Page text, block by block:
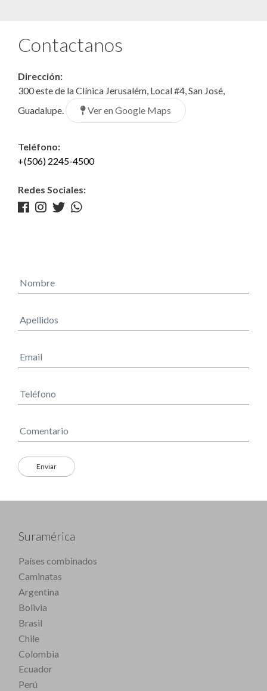
Contactanos
Dirección:
300 este de la Clínica Jerusalém, Local #4, San José,
Guadalupe.
Ver en Google Maps
Teléfono:
+(506) 2245-4500
Redes Sociales:
Suramérica
Países combinados
Caminatas
Argentina
Bolivia
Brasil
Chile
Colombia
Ecuador
Perú